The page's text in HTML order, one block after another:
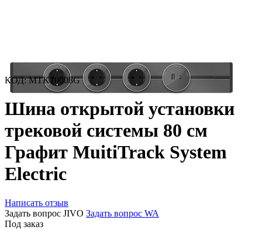
КОД: MTK10008G
Шина открытой установки
трековой системы 80 см
Графит MuitiTrack System
Electric
Написать отзыв
Задать вопрос JIVO Задать вопрос WA
Под заказ